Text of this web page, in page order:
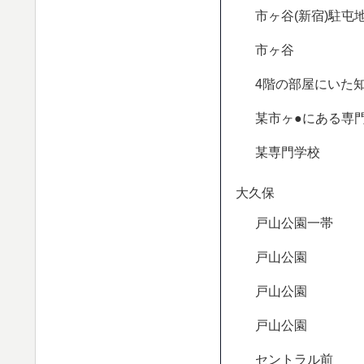
市ヶ谷(新宿)駐屯
市ヶ谷
4階の部屋にいた
某市ヶ●にある専
某専門学校
大久保
戸山公園一帯
戸山公園
戸山公園
戸山公園
セントラル前